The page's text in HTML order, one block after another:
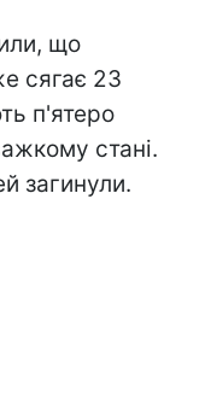
що
сягає 23
п'ятеро
стані.
загинули.